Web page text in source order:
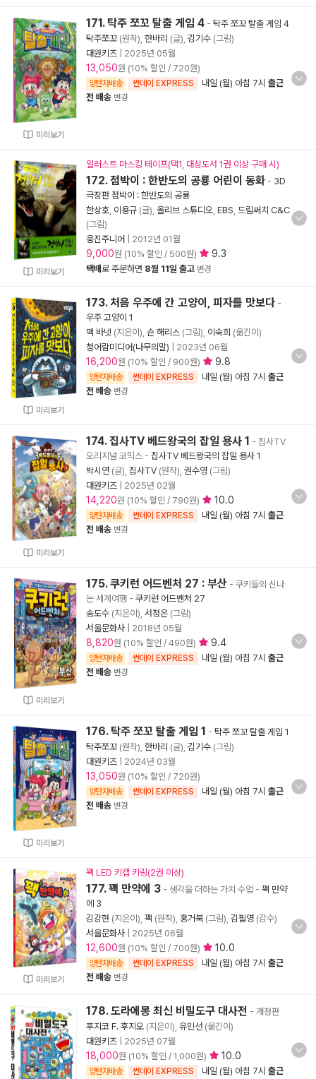
미리보기
171. 탁주 쪼꼬 탈출 게임 4 - 탁주 쪼꼬 탈출 게임 4
탁주쪼꼬 (원작), 한바리 (글), 김기수 (그림)
대원키즈
2025년 05월
13,050원 (10% 할인 / 720원)
양탄자배송 썬데이 EXPRESS 내일 (월) 아침 7시 출근
전 배송 변경
미리보기
일러스트 마스킹 테이프(택1, 대상도서 1권 이상 구매 시)
172. 점박이 : 한반도의 공룡 어린이 동화 - 3D
극장판 점박이 : 한반도의 공룡
한상호 이용규 (글), 올리브 스튜디오 EBS 드림써치 C&C
(그림)
웅진주니어
2012년 01월
9,000원 (10% 할인 / 500원) 9.3
택배로 주문하면 8월 11일 출고 변경
미리보기
173. 처음 우주에 간 고양이, 피자를 맛보다 -
우주 고양이 1
맥 바넷 (지은이), 숀 해리스 (그림), 이숙희 (옮긴이)
청어람미디어(나무의말)
2023년 06월
16,200원 (10% 할인 / 900원) 9.8
양탄자배송 썬데이 EXPRESS 내일 (월) 아침 7시 출근
전 배송 변경
미리보기
174. 집사TV 베드왕국의 잡일 용사 1 - 집사TV
오리지널 코믹스 - 집사TV 베드왕국의 잡일 용사 1
박시연 (글), 집사TV (원작), 권수영 (그림)
대원키즈
2025년 02월
14,220원 (10% 할인 / 790원) 10.0
양탄자배송 썬데이 EXPRESS 내일 (월) 아침 7시 출근
전 배송 변경
미리보기
175. 쿠키런 어드벤처 27 : 부산 - 쿠키들의 신나
는 세계여행 - 쿠키런 어드벤처 27
송도수 (지은이), 서정은 (그림)
서울문화사
2018년 05월
8,820원 (10% 할인 / 490원) 9.4
양탄자배송 썬데이 EXPRESS 내일 (월) 아침 7시 출근
전 배송 변경
미리보기
176. 탁주 쪼꼬 탈출 게임 1 - 탁주 쪼꼬 탈출 게임 1
탁주쪼꼬 (원작), 한바리 (글), 김기수 (그림)
대원키즈
2024년 03월
13,050원 (10% 할인 / 720원)
양탄자배송 썬데이 EXPRESS 내일 (월) 아침 7시 출근
전 배송 변경
미리보기
꽥 LED 키캡 키링(2권 이상)
177. 꽥 만약에 3 - 생각을 더하는 가치 수업 - 꽥 만약
에 3
김강현 (지은이), 꽥 (원작), 홍거북 (그림), 김필영 (감수)
서울문화사
2025년 06월
12,600원 (10% 할인 / 700원) 10.0
양탄자배송 썬데이 EXPRESS 내일 (월) 아침 7시 출근
전 배송 변경
178. 도라에몽 최신 비밀도구 대사전 - 개정판
후지코 F. 후지오 (지은이), 유민선 (옮긴이)
대원키즈
2025년 07월
18,000원 (10% 할인 / 1,000원) 10.0
양탄자배송 썬데이 EXPRESS 내일 (월) 아침 7시 출근